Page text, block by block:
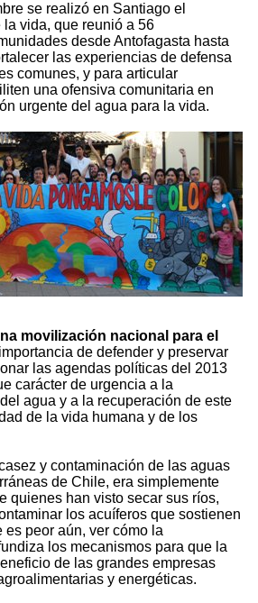
se realizó en Santiago el
la vida, que reunió a 56
desde Antofagasta hasta
las experiencias de defensa
comunes, y para articular
una ofensiva comunitaria en
urgente del agua para la vida.
movilización nacional para el
de defender y preservar
las agendas políticas del 2013
carácter de urgencia a la
agua y a la recuperación de este
de la vida humana y de los
y contaminación de las aguas
de Chile, era simplemente
quienes han visto secar sus ríos,
los acuíferos que sostienen
es peor aún, ver cómo la
los mecanismos para que la
de las grandes empresas
y energéticas.